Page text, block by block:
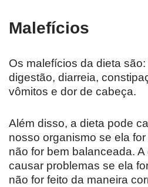
Malefícios
Os malefícios da dieta
digestão, diarreia,
vômitos e dor de cabeça.
Além disso, a dieta pode
nosso organismo se ela
não for bem balanceada.
causar problemas se ela
não for feito da maneira